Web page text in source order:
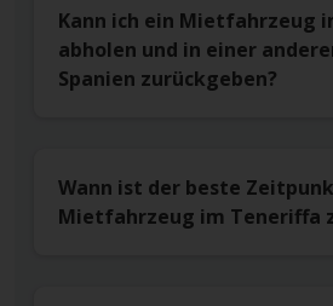
Kann ich ein Mietfahrzeug
abholen und in einer
Spanien zurückgeben?
Wann ist der beste
Mietfahrzeug im Teneriffa